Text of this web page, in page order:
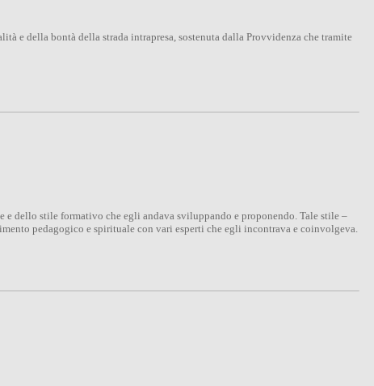
e della bontà della strada intrapresa, sostenuta dalla Provvidenza che tramite
dello stile formativo che egli andava sviluppando e proponendo. Tale stile –
pedagogico e spirituale con vari esperti che egli incontrava e coinvolgeva.